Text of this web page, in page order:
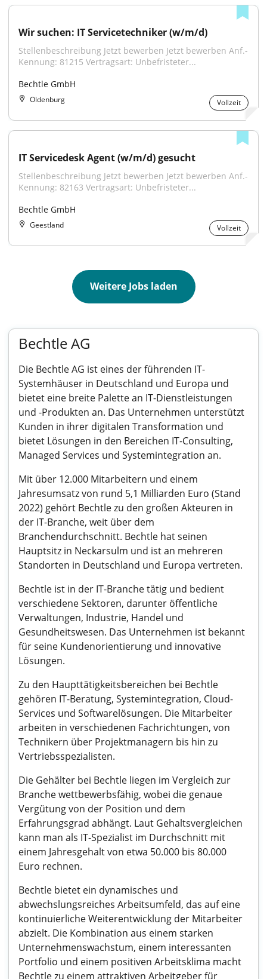
Wir suchen: IT Servicetechniker (w/m/d)
Stellenbeschreibung Jetzt bewerben Jetzt bewerben Anf.-
Kennung: 81215 Vertragsart: Unbefristeter...
Bechtle GmbH
Oldenburg Vollzeit
IT Servicedesk Agent (w/m/d) gesucht
Stellenbeschreibung Jetzt bewerben Jetzt bewerben Anf.-
Kennung: 82163 Vertragsart: Unbefristeter...
Bechtle GmbH
Geestland Vollzeit
Weitere Jobs laden
Bechtle AG
Die Bechtle AG ist eines der führenden IT-
Systemhäuser in Deutschland und Europa und
bietet eine breite Palette an IT-Dienstleistungen
und -Produkten an. Das Unternehmen unterstützt
Kunden in ihrer digitalen Transformation und
bietet Lösungen in den Bereichen IT-Consulting,
Managed Services und Systemintegration an.
Mit über 12.000 Mitarbeitern und einem
Jahresumsatz von rund 5,1 Milliarden Euro (Stand
2022) gehört Bechtle zu den großen Akteuren in
der IT-Branche, weit über dem
Branchendurchschnitt. Bechtle hat seinen
Hauptsitz in Neckarsulm und ist an mehreren
Standorten in Deutschland und Europa vertreten.
Bechtle ist in der IT-Branche tätig und bedient
verschiedene Sektoren, darunter öffentliche
Verwaltungen, Industrie, Handel und
Gesundheitswesen. Das Unternehmen ist bekannt
für seine Kundenorientierung und innovative
Lösungen.
Zu den Haupttätigkeitsbereichen bei Bechtle
gehören IT-Beratung, Systemintegration, Cloud-
Services und Softwarelösungen. Die Mitarbeiter
arbeiten in verschiedenen Fachrichtungen, von
Technikern über Projektmanagern bis hin zu
Vertriebsspezialisten.
Die Gehälter bei Bechtle liegen im Vergleich zur
Branche wettbewerbsfähig, wobei die genaue
Vergütung von der Position und dem
Erfahrungsgrad abhängt. Laut Gehaltsvergleichen
kann man als IT-Spezialist im Durchschnitt mit
einem Jahresgehalt von etwa 50.000 bis 80.000
Euro rechnen.
Bechtle bietet ein dynamisches und
abwechslungsreiches Arbeitsumfeld, das auf eine
kontinuierliche Weiterentwicklung der Mitarbeiter
abzielt. Die Kombination aus einem starken
Unternehmenswachstum, einem interessanten
Portfolio und einem positiven Arbeitsklima macht
Bechtle zu einem attraktiven Arbeitgeber für